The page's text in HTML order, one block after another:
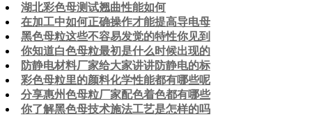
湖北彩色母测试翘曲性能如何
在加工中如何正确操作才能提高导电母
黑色母粒这些不容易发觉的特性你见到
你知道白色母粒最初是什么时候出现的
防静电材料厂家给大家讲讲防静电的标
彩色母粒里的颜料化学性能都有哪些呢
分享惠州色母粒厂家配色着色都有哪些
你了解黑色母技术施法工艺是怎样的吗